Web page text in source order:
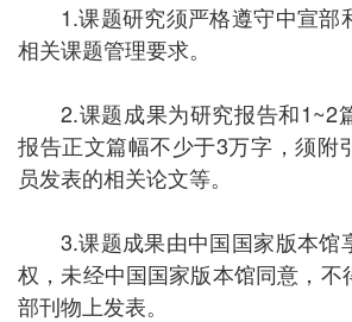
1.课题研究须严格遵守中宣部
相关课题管理要求。
2.课题成果为研究报告和1~2
报告正文篇幅不少于3万字，须附
员发表的相关论文等。
3.课题成果由中国国家版本馆
权，未经中国国家版本馆同意，不
部刊物上发表。